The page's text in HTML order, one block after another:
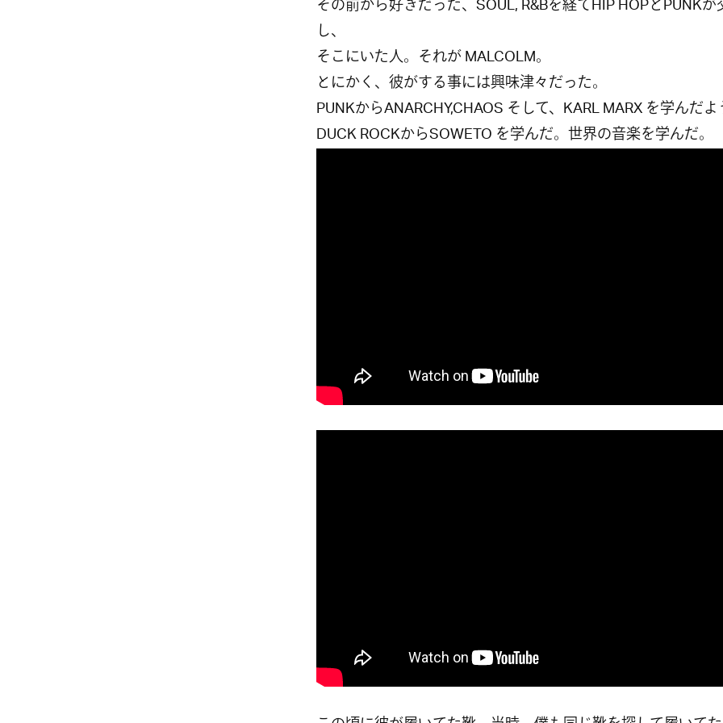
その前から好きだった、SOUL, R&Bを経てHIP HOPとPUNK
し、
そこにいた人。それが MALCOLM。
とにかく、彼がする事には興味津々だった。
PUNKからANARCHY,CHAOS そして、KARL MARX を学んだよ
DUCK ROCKからSOWETO を学んだ。世界の音楽を学んだ。